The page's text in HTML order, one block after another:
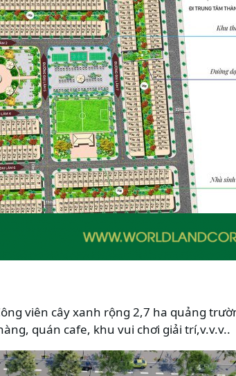
viên cây xanh rộng 2,7 ha quảng
quán cafe, khu vui chơi giải trí,v.v.v..